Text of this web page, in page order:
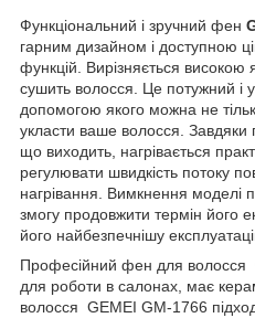
Функціональний і зручний фен
гарним дизайном і доступною
функцій. Вирізняється високою
сушить волосся. Це потужний і
допомогою якого можна не
укласти ваше волосся. Завдяки
що виходить, нагрівається
регулювати швидкість потоку
нагрівання. Вимкнення моделі
змогу продовжити термін його
його найбезпечнішу
Професійний фен для волосся
для роботи в салонах, має
волосся GEMEI GM-1766